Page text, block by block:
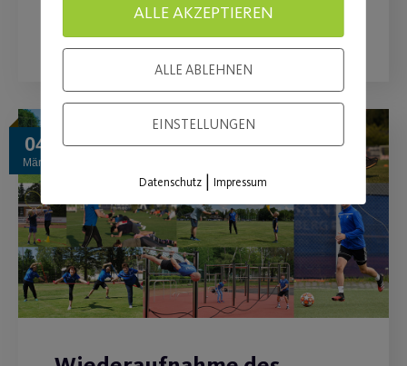
WEITERLESEN
04
März
ALLE AKZEPTIEREN
ALLE ABLEHNEN
EINSTELLUNGEN
Datenschutz |Impressum